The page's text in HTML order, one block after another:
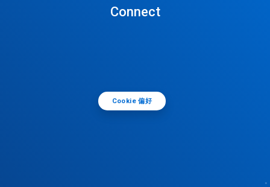
Connect
Cookie 偏好